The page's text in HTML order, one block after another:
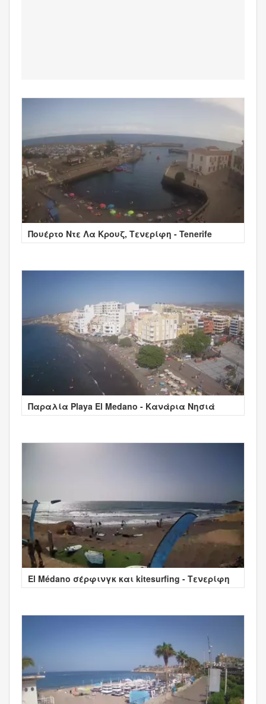
Πουέρτο Ντε Λα Κρουζ, Τενερίφη - Tenerife
Παραλία Playa El Medano - Κανάρια Νησιά
El Médano σέρφινγκ και kitesurfing - Τενερίφη